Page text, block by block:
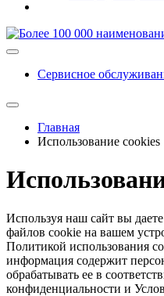
Сервисное
Главная
Использование cookies
Используя наш сайт вы
файлов cookie на вашем
Политикой использования
информация содержит
обрабатывать ее в
конфиденциальности и